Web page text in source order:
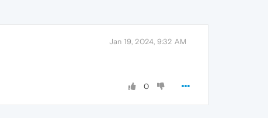
Jan 19, 2024, 9:32 AM
0